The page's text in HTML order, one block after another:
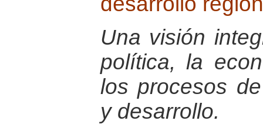
Una visión
política, la
los procesos
y desarrollo.